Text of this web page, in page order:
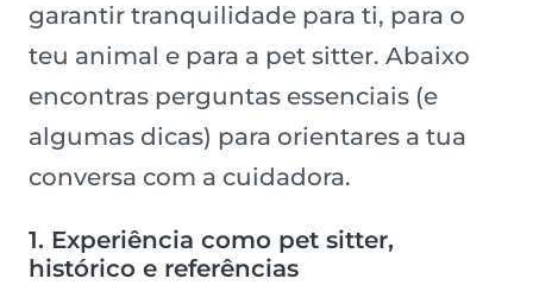
garantir tranquilidade para ti, para o
teu animal e para a pet sitter. Abaixo
encontras perguntas essenciais (e
algumas dicas) para orientares a tua
conversa com a cuidadora.
1. Experiência como pet sitter,
histórico e referências